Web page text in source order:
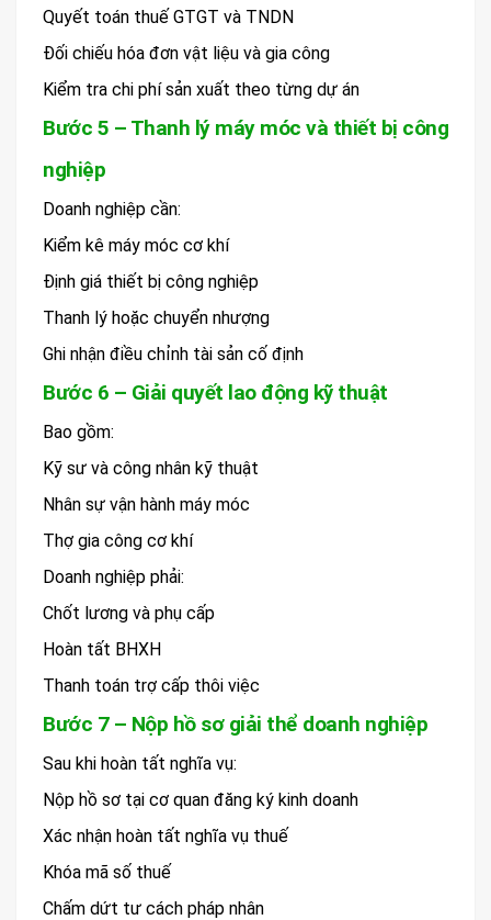
Quyết toán thuế GTGT và TNDN
Đối chiếu hóa đơn vật liệu và gia công
Kiểm tra chi phí sản xuất theo từng dự án
Bước 5 – Thanh lý máy móc và thiết bị công
nghiệp
Doanh nghiệp cần:
Kiểm kê máy móc cơ khí
Định giá thiết bị công nghiệp
Thanh lý hoặc chuyển nhượng
Ghi nhận điều chỉnh tài sản cố định
Bước 6 – Giải quyết lao động kỹ thuật
Bao gồm:
Kỹ sư và công nhân kỹ thuật
Nhân sự vận hành máy móc
Thợ gia công cơ khí
Doanh nghiệp phải:
Chốt lương và phụ cấp
Hoàn tất BHXH
Thanh toán trợ cấp thôi việc
Bước 7 – Nộp hồ sơ giải thể doanh nghiệp
Sau khi hoàn tất nghĩa vụ:
Nộp hồ sơ tại cơ quan đăng ký kinh doanh
Xác nhận hoàn tất nghĩa vụ thuế
Khóa mã số thuế
Chấm dứt tư cách pháp nhân